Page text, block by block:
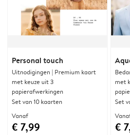
Personal touch
Uitnodigingen | Premium kaart
met keuze uit 3
papierafwerkingen
Set van 10 kaarten
Vanaf
€ 7,99
met
Set
€